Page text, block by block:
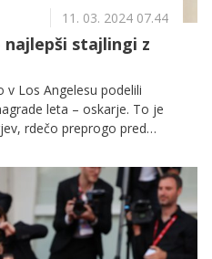
11. 03. 2024 07.44
najlepši stajlingi z
v Los Angelesu podelili
leta – oskarje. To je
rdečo preprogo pred